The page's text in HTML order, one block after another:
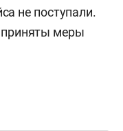
не поступали.
приняты меры